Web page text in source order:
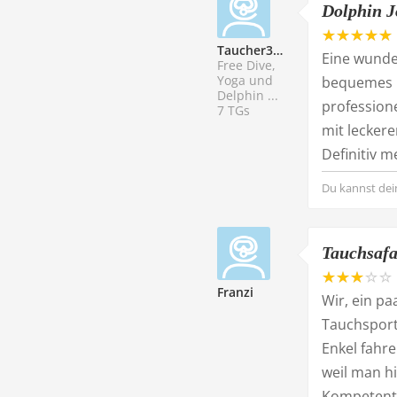
Taucher329947
Free Dive,
Yoga und
Delphin ...
7 TGs
Dolphin
Eine
mit
Definitiv
Du kannst
Franzi
Wir, ein
Enkel
weil man